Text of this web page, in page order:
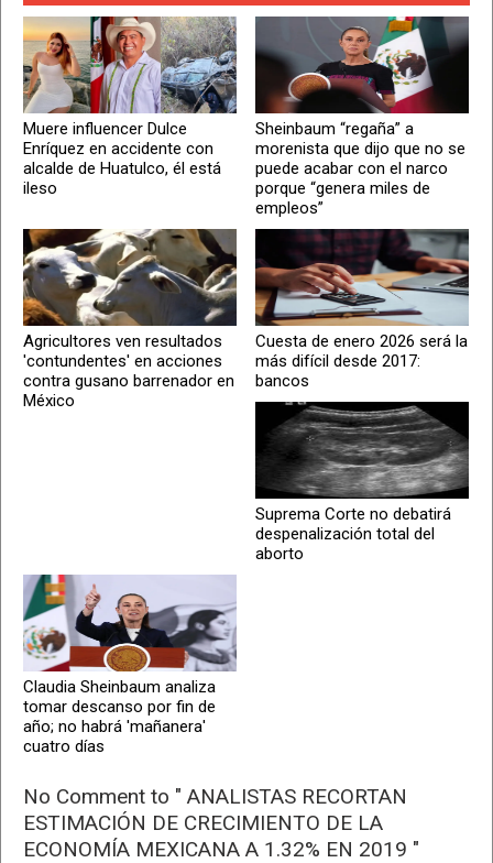
Muere influencer Dulce
Enríquez en accidente con
alcalde de Huatulco, él está
ileso
Sheinbaum “regaña” a
morenista que dijo que no se
puede acabar con el narco
porque “genera miles de
empleos”
Agricultores ven resultados
'contundentes' en acciones
contra gusano barrenador en
México
Cuesta de enero 2026 será la
más difícil desde 2017:
bancos
Suprema Corte no debatirá
despenalización total del
aborto
Claudia Sheinbaum analiza
tomar descanso por fin de
año; no habrá 'mañanera'
cuatro días
No Comment to " ANALISTAS RECORTAN
ESTIMACIÓN DE CRECIMIENTO DE LA
ECONOMÍA MEXICANA A 1.32% EN 2019 "